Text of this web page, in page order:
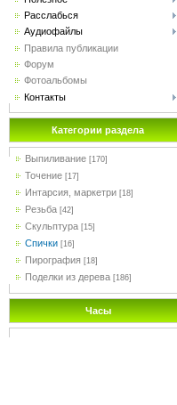
Расслабься
Аудиофайлы
Правила публикации
Форум
Фотоальбомы
Контакты
Категории раздела
Выпиливание [170]
Точение [17]
Интарсия, маркетри [18]
Резьба [42]
Скульптура [15]
Спички [16]
Пирография [18]
Поделки из дерева [186]
Часы